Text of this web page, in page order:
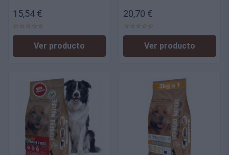
GLUTEN para perros
Adultos
15,54 €
Ver producto
Perros Pequeños, Alta
Palatabilidad 2,5 kg
20,70 €
Ver producto